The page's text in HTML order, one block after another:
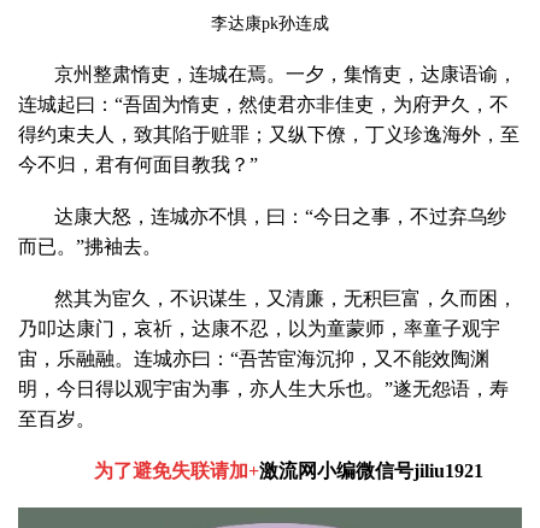
李达康pk孙连成
京州整肃惰吏，连城在焉。一夕，集惰吏，达康语谕，
连城起曰：“吾固为惰吏，然使君亦非佳吏，为府尹久，不
得约束夫人，致其陷于赃罪；又纵下僚，丁义珍逸海外，至
今不归，君有何面目教我？”
达康大怒，连城亦不惧，曰：“今日之事，不过弃乌纱
而已。”拂袖去。
然其为宦久，不识谋生，又清廉，无积巨富，久而困，
乃叩达康门，哀祈，达康不忍，以为童蒙师，率童子观宇
宙，乐融融。连城亦曰：“吾苦宦海沉抑，又不能效陶渊
明，今日得以观宇宙为事，亦人生大乐也。”遂无怨语，寿
至百岁。
为了避免失联请加+激流网小编微信号jiliu1921